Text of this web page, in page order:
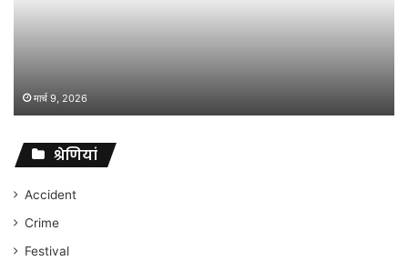
मार्च 9, 2026
जा
श्रेणियां
Accident
Crime
Festival